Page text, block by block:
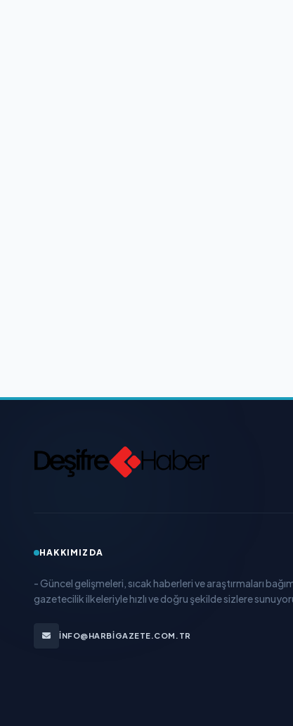
HAKKIMIZDA
- Güncel gelişmeleri, sıcak haberleri ve araştırmaları
gazetecilik ilkeleriyle hızlı ve doğru şekilde sizlere
INFO@HARBIGAZETE.COM.TR